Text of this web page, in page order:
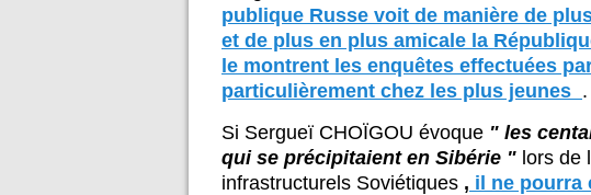
publique Russe voit de manière de
et de plus en plus amicale la
le montrent les enquêtes effectuées
particulièrement chez les plus jeunes .
Si Sergueï CHOÏGOU évoque " les
qui se précipitaient en Sibérie " lors de
infrastructurels Soviétiques , il ne pourra